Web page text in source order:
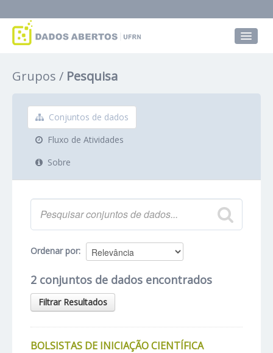
Grupos
Sobre
Grupos Pesquisa
Conjuntos de dados
Fluxo de Atividades
Sobre
Ordenar por
2 conjuntos de dados encontrados
Filtrar Resultados
BOLSISTAS DE INICIAÇÃO CIENTÍFICA